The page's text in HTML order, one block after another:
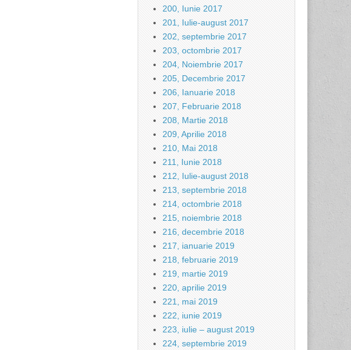
200, Iunie 2017
201, Iulie-august 2017
202, septembrie 2017
203, octombrie 2017
204, Noiembrie 2017
205, Decembrie 2017
206, Ianuarie 2018
207, Februarie 2018
208, Martie 2018
209, Aprilie 2018
210, Mai 2018
211, Iunie 2018
212, Iulie-august 2018
213, septembrie 2018
214, octombrie 2018
215, noiembrie 2018
216, decembrie 2018
217, ianuarie 2019
218, februarie 2019
219, martie 2019
220, aprilie 2019
221, mai 2019
222, iunie 2019
223, iulie – august 2019
224, septembrie 2019